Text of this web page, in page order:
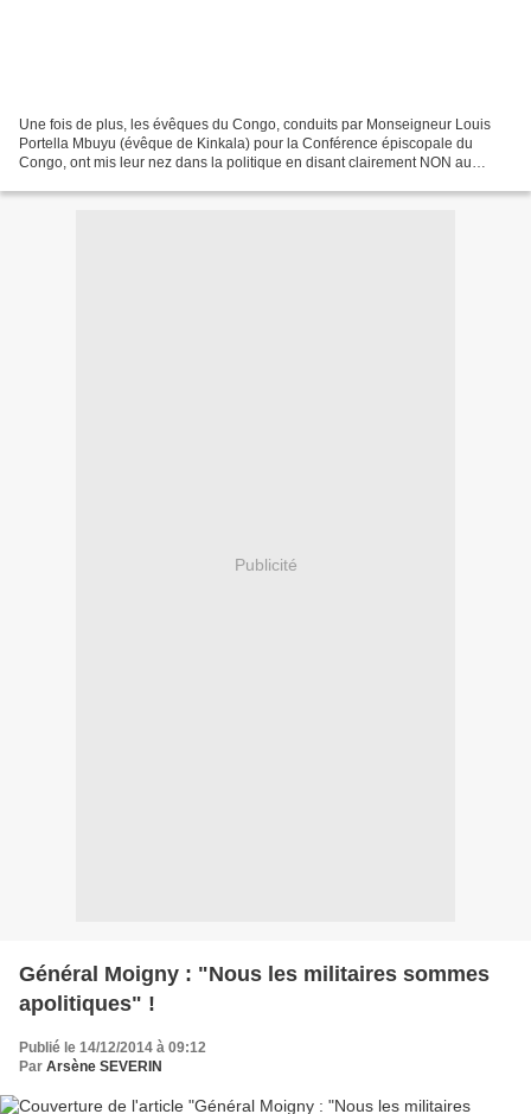
Une fois de plus, les évêques du Congo, conduits par Monseigneur Louis
Portella Mbuyu (évêque de Kinkala) pour la Conférence épiscopale du
Congo, ont mis leur nez dans la politique en disant clairement NON au
Publicité
Général Moigny : "Nous les militaires sommes
apolitiques" !
Publié le 14/12/2014 à 09:12
Par Arsène SEVERIN